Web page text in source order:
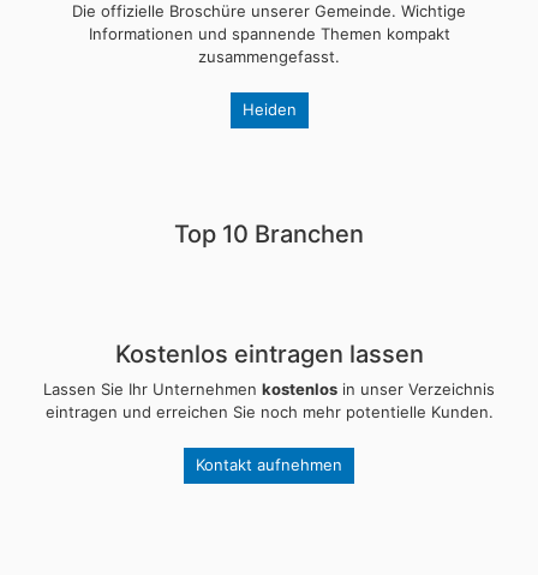
Die offizielle Broschüre unserer Gemeinde. Wichtige
Informationen und spannende Themen kompakt
zusammengefasst.
Heiden
Top 10 Branchen
Kostenlos eintragen lassen
Lassen Sie Ihr Unternehmen kostenlos in unser Verzeichnis
eintragen und erreichen Sie noch mehr potentielle Kunden.
Kontakt aufnehmen